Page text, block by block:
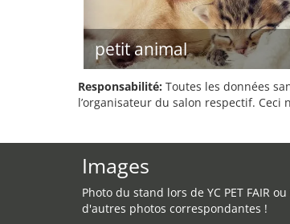
petit animal
Responsabilité: Toutes les données
l’organisateur du salon respectif. Ceci
Images
Photo du stand lors de YC PET FAIR
d'autres photos correspondantes !